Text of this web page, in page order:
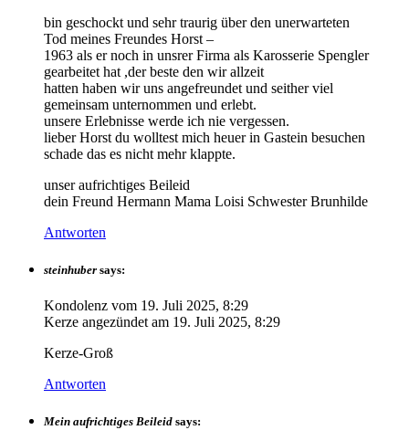
bin geschockt und sehr traurig über den unerwarteten
Tod meines Freundes Horst –
1963 als er noch in unsrer Firma als Karosserie Spengler
gearbeitet hat ,der beste den wir allzeit
hatten haben wir uns angefreundet und seither viel
gemeinsam unternommen und erlebt.
unsere Erlebnisse werde ich nie vergessen.
lieber Horst du wolltest mich heuer in Gastein besuchen
schade das es nicht mehr klappte.
unser aufrichtiges Beileid
dein Freund Hermann Mama Loisi Schwester Brunhilde
Antworten
steinhuber says:
Kondolenz vom 19. Juli 2025, 8:29
Kerze angezündet am 19. Juli 2025, 8:29
Kerze-Groß
Antworten
Mein aufrichtiges Beileid says: